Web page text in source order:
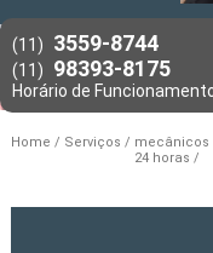
(11) 3559-8744
(11) 98393-8175
Home Serviços
mecânicos
24 horas